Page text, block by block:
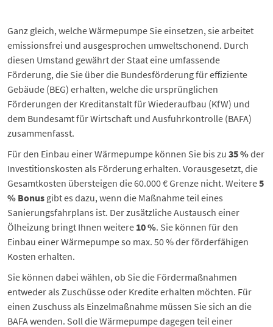
Ganz gleich, welche Wärmepumpe Sie einsetzen, sie arbeitet
emissionsfrei und ausgesprochen umweltschonend. Durch
diesen Umstand gewährt der Staat eine umfassende
Förderung, die Sie über die Bundesförderung für effiziente
Gebäude (BEG) erhalten, welche die ursprünglichen
Förderungen der Kreditanstalt für Wiederaufbau (KfW) und
dem Bundesamt für Wirtschaft und Ausfuhrkontrolle (BAFA)
zusammenfasst.
Für den Einbau einer Wärmepumpe können Sie bis zu 35 %der
Investitionskosten als Förderung erhalten. Vorausgesetzt, die
Gesamtkosten übersteigen die 60.000 € Grenze nicht. Weitere5
% Bonus gibt es dazu, wenn die Maßnahme teil eines
Sanierungsfahrplans ist. Der zusätzlicheAustausch einer
Ölheizung bringt Ihnen weitere 10 %. Sie können für den
Einbau einer Wärmepumpe so max. 50 % der förderfähigen
Kosten erhalten.
Sie können dabei wählen, ob Sie die Fördermaßnahmen
entweder als Zuschüsse oder Kredite erhalten möchten. Für
einen Zuschuss als Einzelmaßnahme müssen Sie sich an die
BAFA wenden. Soll die Wärmepumpe dagegen teil einer